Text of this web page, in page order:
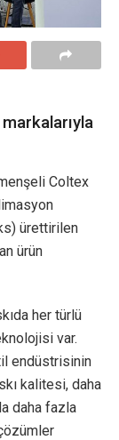
Coltex
ürettirilen
ürün
her türlü
var.
endüstrisinin
kalitesi, daha
daha fazla